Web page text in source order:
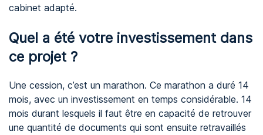
cabinet adapté.
Quel a été votre investissement dans
ce projet ?
Une cession, c’est un marathon. Ce marathon a duré 14
mois, avec un investissement en temps considérable. 14
mois durant lesquels il faut être en capacité de retrouver
une quantité de documents qui sont ensuite retravaillés